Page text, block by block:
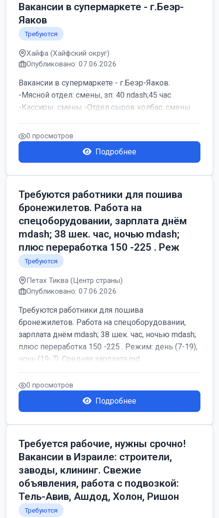
Вакансии в супермаркете - г.Беэр-
Яаков
Требуются
Хайфа (Хайфский округ)
Опубликовано: 07.06.2026
Вакансии в супермаркете - г.Беэр-Яаков:
-Мясной отдел: смены, зп: 40 ndash;45 час
-Кассиры: смены -Отдел сыров колбас: смены
0 просмотров
Подробнее
Требуются работники для пошива
бронежилетов. Работа на
спецоборудовании, зарплата днём
mdash; 38 шек. час, ночью mdash;
плюс переработка 150 -225 . Реж
Требуются
Петах Тиква (Центр страны)
Опубликовано: 07.06.2026
Требуются работники для пошива
бронежилетов. Работа на спецоборудовании,
зарплата днём mdash; 38 шек. час, ночью mdash;
плюс переработка 150 -225 . Режим: день (7-19),
ночь (19-7). Средняя зарплата md...
0 просмотров
Подробнее
Требуется рабочие, нужны срочно!
Вакансии в Израиле: строители,
заводы, клининг. Свежие
объявления, работа с подвозкой:
Тель-Авив, Ашдод, Холон, Ришон
Требуются